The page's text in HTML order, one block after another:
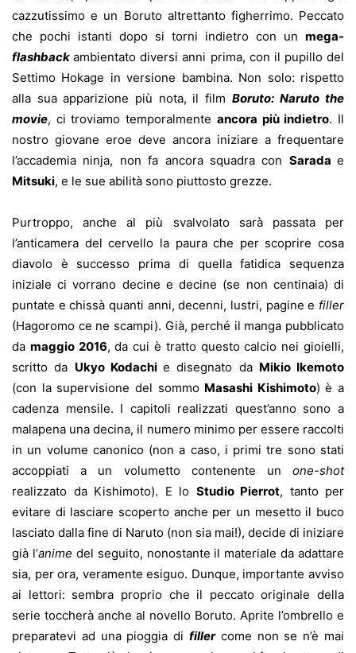
cazzutissimo e un Boruto altrettanto figherrimo. Peccato
che pochi istanti dopo si torni indietro con un mega-
flashback ambientato diversi anni prima, con il pupillo del
Settimo Hokage in versione bambina. Non solo: rispetto
alla sua apparizione più nota, il film Boruto: Naruto the
movie, ci troviamo temporalmente ancora più indietro. Il
nostro giovane eroe deve ancora iniziare a frequentare
l’accademia ninja, non fa ancora squadra con Sarada e
Mitsuki, e le sue abilità sono piuttosto grezze.
Purtroppo, anche al più svalvolato sarà passata per
l’anticamera del cervello la paura che per scoprire cosa
diavolo è successo prima di quella fatidica sequenza
iniziale ci vorrano decine e decine (se non centinaia) di
puntate e chissà quanti anni, decenni, lustri, pagine e filler
(Hagoromo ce ne scampi). Già, perché il manga pubblicato
da maggio 2016, da cui è tratto questo calcio nei gioielli,
scritto da Ukyo Kodachi e disegnato da Mikio Ikemoto
(con la supervisione del sommo Masashi Kishimoto) è a
cadenza mensile. I capitoli realizzati quest’anno sono a
malapena una decina, il numero minimo per essere raccolti
in un volume canonico (non a caso, i primi tre sono stati
accoppiati a un volumetto contenente un one-shot
realizzato da Kishimoto). E lo Studio Pierrot, tanto per
evitare di lasciare scoperto anche per un mesetto il buco
lasciato dalla fine di Naruto (non sia mai!), decide di iniziare
già l’anime del seguito, nonostante il materiale da adattare
sia, per ora, veramente esiguo. Dunque, importante avviso
ai lettori: sembra proprio che il peccato originale della
serie toccherà anche al novello Boruto. Aprite l’ombrello e
preparatevi ad una pioggia di fillercome non se n’è mai